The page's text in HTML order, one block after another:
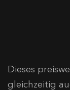
Dieses
gleichzeitig